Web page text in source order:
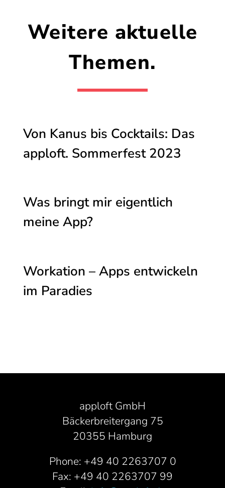
Weitere aktuelle
Themen.
Von Kanus bis Cocktails: Das
apploft. Sommerfest 2023
Was bringt mir eigentlich
meine App?
Workation – Apps entwickeln
im Paradies
apploft GmbH
Bäckerbreitergang 75
20355 Hamburg
Phone: +49 40 2263707 0
Fax: +49 40 2263707 99